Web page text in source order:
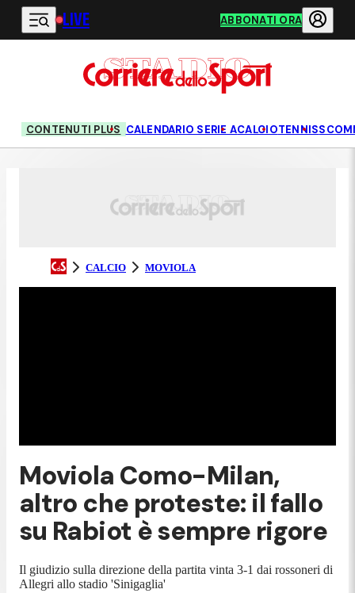
Vai al contenuto principale
LIVE ABBONATI ORA
CONTENUTI PLUS CALENDARIO SERIE ACALCIOTENNIS
CALCIO MOVIOLA
Moviola Como-Milan,
altro che proteste: il fallo
su Rabiot è sempre rigore
Il giudizio sulla direzione della partita vinta 3-1 dai rossoneri di
Allegri allo stadio 'Sinigaglia'